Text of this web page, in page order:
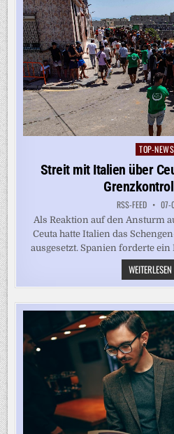
Posted
in
TOP-NEWS
Streit mit Italien über
RSS-FEED 07-
Als Reaktion auf den Ansturm
Ceuta hatte Italien das
ausgesetzt. Spanien forderte
WEITERLESEN